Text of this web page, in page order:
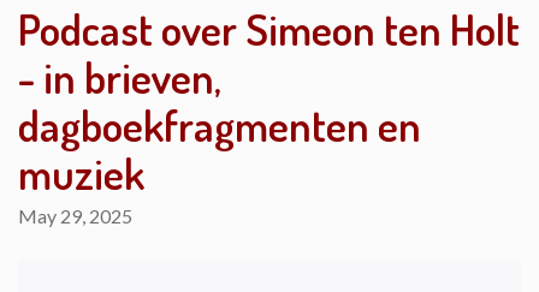
Podcast over Simeon ten Holt
- in brieven,
dagboekfragmenten en
muziek
May 29, 2025